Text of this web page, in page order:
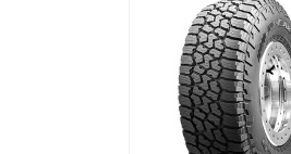
в наличии
0 отзывов